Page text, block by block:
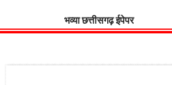
भव्या छत्तीसगढ़ ईपेपर